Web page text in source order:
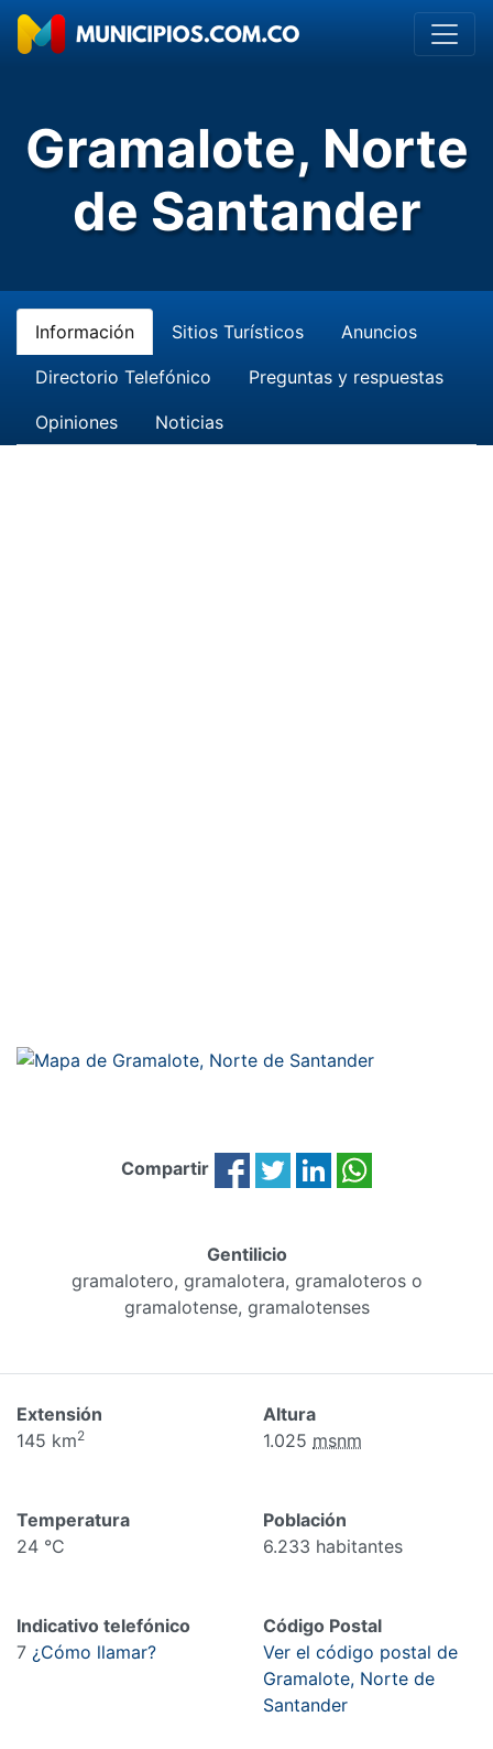
Gramalote, Norte
de Santander
Información Sitios Turísticos Anuncios
Directorio Telefónico Preguntas y respuestas
Opiniones Noticias
Compartir
Gentilicio
gramalotero, gramalotera, gramaloteros o
gramalotense, gramalotenses
Extensión
145 km2
Altura
1.025 msnm
Temperatura
24 °C
Población
6.233 habitantes
Indicativo telefónico
7 ¿Cómo llamar?
Código Postal
Ver el código postal de
Gramalote, Norte de
Santander